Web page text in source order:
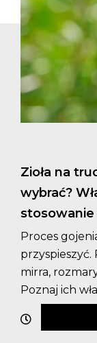
Zioła na
wybrać?
stosowanie
Proces
przyspieszyć.
mirra,
Poznaj ich